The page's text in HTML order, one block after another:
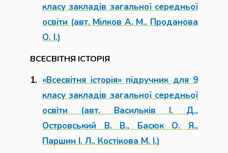
класу закладів загальної середньої
освіти (авт. Мілков А. М., Проданова
О. І.)
ВСЕСВІТНЯ ІСТОРІЯ
«Всесвітня історія» підручник для 9
класу закладів загальної середньої
освіти (авт. Васильків І. Д.,
Островський В. В., Басюк О. Я.,
Паршин І. Л., Костікова М. І.)